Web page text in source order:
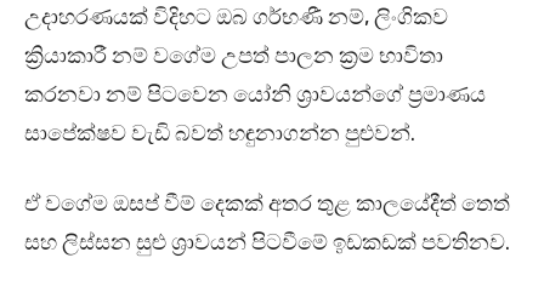
උදාහරණයක් විදිහට ඔබ ගර්භණී නම්, ලිංගිකව
ක්‍රියාකා‍රී නම් වගේම උපත් පාලන ක්‍රම භාවිතා
කරනවා නම් පිටවෙන යෝනි ශ්‍රාවයන්ගේ ප්‍රමාණය
සාපේක්ෂව වැඩි බවත් හඳුනාගන්න පුළුවන්.
ඒ වගේම ඔසප් වීම් දෙකක් අතර තුළ කාලයේදීත් තෙත්
සහ ලිස්සන සුළු ශ්‍රාවයන් පිටවීමේ ඉඩකඩක් පවතිනව.